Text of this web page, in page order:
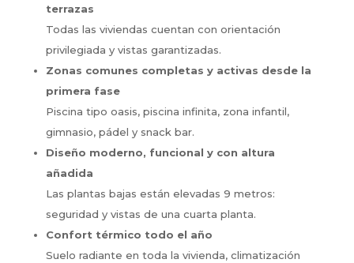
terrazas
Todas las viviendas cuentan con orientación
privilegiada y vistas garantizadas.
Zonas comunes completas y activas desde la
primera fase
Piscina tipo oasis, piscina infinita, zona infantil,
gimnasio, pádel y snack bar.
Diseño moderno, funcional y con altura
añadida
Las plantas bajas están elevadas 9 metros:
seguridad y vistas de una cuarta planta.
Confort térmico todo el año
Suelo radiante en toda la vivienda, climatización